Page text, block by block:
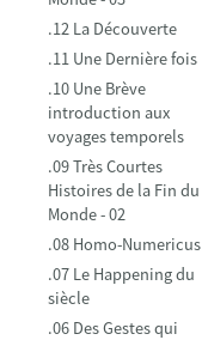
.12 La Découverte
.11 Une Dernière fois
.10 Une Brève
introduction aux
voyages temporels
.09 Très Courtes
Histoires de la Fin du
Monde - 02
.08 Homo-Numericus
.07 Le Happening du
siècle
.06 Des Gestes qui